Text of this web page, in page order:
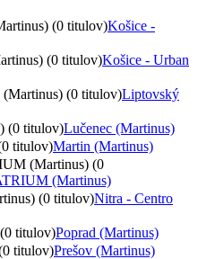
(0 titulov)Košice -
(0 titulov)Košice - Urban
(0 titulov)Liptovský
(0 titulov)Lučenec (Martinus)
titulov)Martin (Martinus)
(Martinus) (0
(Martinus)
(0 titulov)Nitra - Centro
titulov)Poprad (Martinus)
titulov)Prešov (Martinus)